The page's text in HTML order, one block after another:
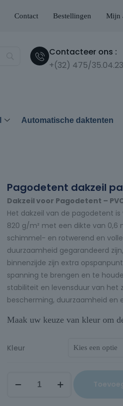
Contact Bestellingen Mijn
Contacteer ons :
+(32) 475/35.04.23
Automatische daktenten
Pagodetent dakzeil
Dakzeil voor Pagodetent –
Het dakzeil van de pagodetent
820 g/m² met een dikte van 0,6
schimmel- en rotwerend en
duurzaamheid gegarandeerd
binnenzijde zijn extra
spanning te brengen en te
stabiliteit en levensduur van het
bescherming, duurzaamheid en
Maak uw keuze van kleur om
Kleur